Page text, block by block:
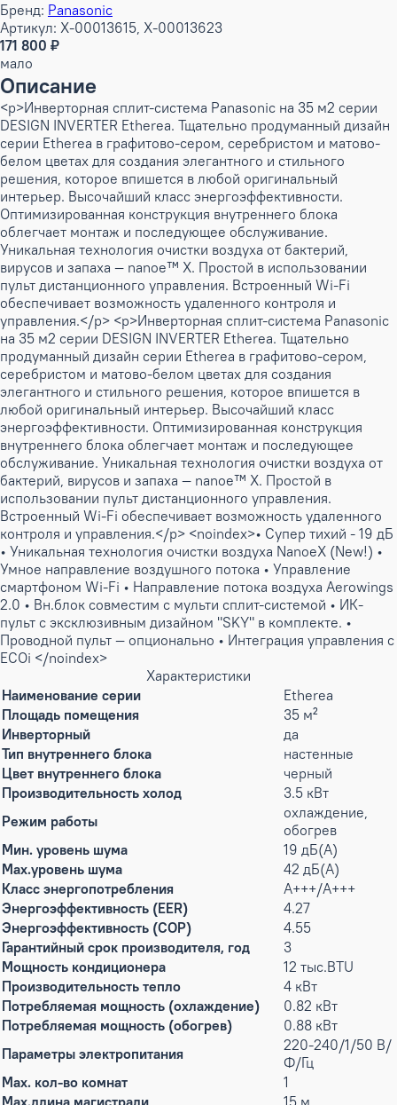
Бренд: Panasonic
Артикул: X-00013615, X-00013623
171 800 ₽
мало
Описание
<p>Инверторная сплит-система Panasonic на 35 м2 серии
DESIGN INVERTER Etherea. Тщательно продуманный дизайн
серии Etherea в графитово-сером, серебристом и матово-
белом цветах для создания элегантного и стильного
решения, которое впишется в любой оригинальный
интерьер. Высочайший класс энергоэффективности.
Оптимизированная конструкция внутреннего блока
облегчает монтаж и последующее обслуживание.
Уникальная технология очистки воздуха от бактерий,
вирусов и запаха — nanoe™ X. Простой в использовании
пульт дистанционного управления. Встроенный Wi-Fi
обеспечивает возможность удаленного контроля и
управления.</p> <p>Инверторная сплит-система Panasonic
на 35 м2 серии DESIGN INVERTER Etherea. Тщательно
продуманный дизайн серии Etherea в графитово-сером,
серебристом и матово-белом цветах для создания
элегантного и стильного решения, которое впишется в
любой оригинальный интерьер. Высочайший класс
энергоэффективности. Оптимизированная конструкция
внутреннего блока облегчает монтаж и последующее
обслуживание. Уникальная технология очистки воздуха от
бактерий, вирусов и запаха — nanoe™ X. Простой в
использовании пульт дистанционного управления.
Встроенный Wi-Fi обеспечивает возможность удаленного
контроля и управления.</p> <noindex>• Супер тихий - 19 дБ
• Уникальная технология очистки воздуха NanoeX (New!) •
Умное направление воздушного потока • Управление
смартфоном Wi-Fi • Направление потока воздуха Aerowings
2.0 • Вн.блок совместим с мульти сплит-системой • ИК-
пульт с эксклюзивным дизайном "SKY" в комплекте. •
Проводной пульт — опционально • Интеграция управления с
ECOi </noindex>
Характеристики
Наименование серии
Etherea
Площадь помещения
35 м²
Инверторный
да
Тип внутреннего блока
настенные
Цвет внутреннего блока
черный
Производительность холод
3.5 кВт
Режим работы
охлаждение,
обогрев
Мин. уровень шума
19 дБ(А)
Max.уровень шума
42 дБ(А)
Класс энергопотребления
A+++/A+++
Энергоэффективность (EER)
4.27
Энергоэффективность (COP)
4.55
Гарантийный срок производителя, год
3
Мощность кондиционера
12 тыс.BTU
Производительность тепло
4 кВт
Потребляемая мощность (охлаждение)
0.82 кВт
Потребляемая мощность (обогрев)
0.88 кВт
Параметры электропитания
220-240/1/50 В/
Ф/Гц
Max. кол-во комнат
1
Max.длина магистрали
15 м